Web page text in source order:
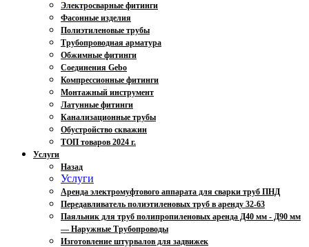
Электросварные фитинги
Фасонные изделия
Полиэтиленовые трубы
Трубопроводная арматура
Обжимные фитинги
Соединения Gebo
Компрессионные фитинги
Монтажный инструмент
Латунные фитинги
Канализационные трубы
Обустройство скважин
ТОП товаров 2024 г.
Услуги
Назад
Услуги
Аренда электромуфтового аппарата для сварки труб ПНД
Передавливатель полиэтиленовых труб в аренду 32-63
Паяльник для труб полипропиленовых аренда Д40 мм - Д90 мм
— Наружные Трубопроводы
Изготовление штурвалов для задвижек